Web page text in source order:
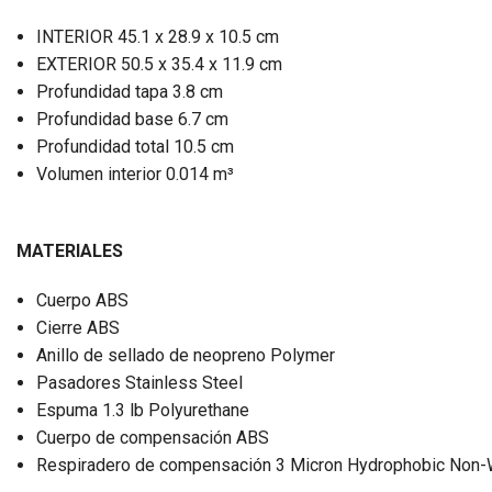
INTERIOR 45.1 x 28.9 x 10.5 cm
EXTERIOR 50.5 x 35.4 x 11.9 cm
Profundidad tapa 3.8 cm
Profundidad base 6.7 cm
Profundidad total 10.5 cm
Volumen interior 0.014 m³
MATERIALES
Cuerpo ABS
Cierre ABS
Anillo de sellado de neopreno Polymer
Pasadores Stainless Steel
Espuma 1.3 lb Polyurethane
Cuerpo de compensación ABS
Respiradero de compensación 3 Micron Hydrophobic Non-